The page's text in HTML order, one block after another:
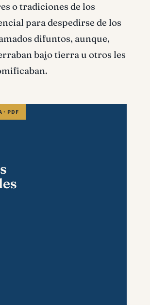
o tradiciones de los
para despedirse de los
difuntos, aunque,
bajo tierra u otros les
· PDF